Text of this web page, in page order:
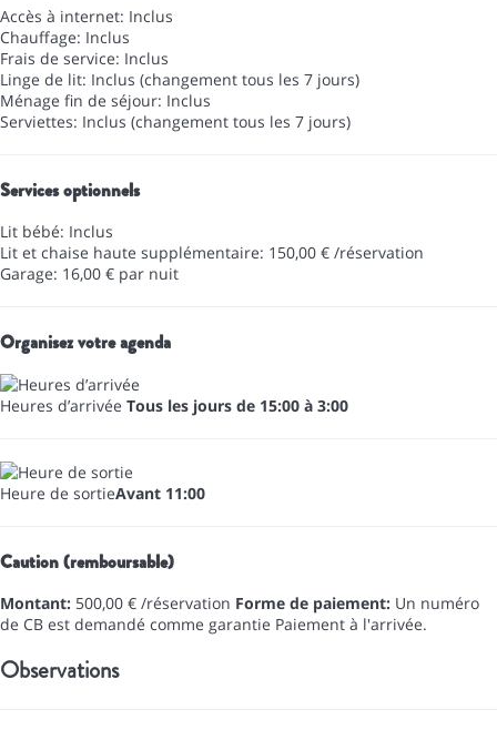
Accès à internet: Inclus
Chauffage: Inclus
Frais de service: Inclus
Linge de lit: Inclus (changement tous les 7 jours)
Ménage fin de séjour: Inclus
Serviettes: Inclus (changement tous les 7 jours)
Services optionnels
Lit bébé: Inclus
Lit et chaise haute supplémentaire: 150,00 € /réservation
Garage: 16,00 € par nuit
Organisez votre agenda
Heures d’arrivée Tous les jours de 15:00 à 3:00
Heure de sortieAvant 11:00
Caution (remboursable)
Montant: 500,00 € /réservation Forme de paiement: Un numéro
de CB est demandé comme garantie Paiement à l'arrivée.
Observations